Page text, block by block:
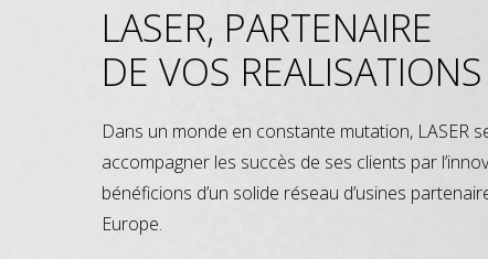
LASER, PARTENAIRE
DE VOS REALISATIONS
Dans un monde en constante mutation, LASER
accompagner les succès de ses clients par
bénéficions d’un solide réseau d’usines
Europe.